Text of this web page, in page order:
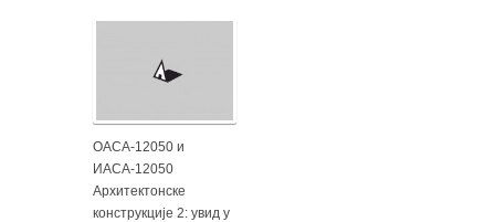
ОАСА-12050 и
ИАСА-12050
Архитектонске
конструкције 2: увид у